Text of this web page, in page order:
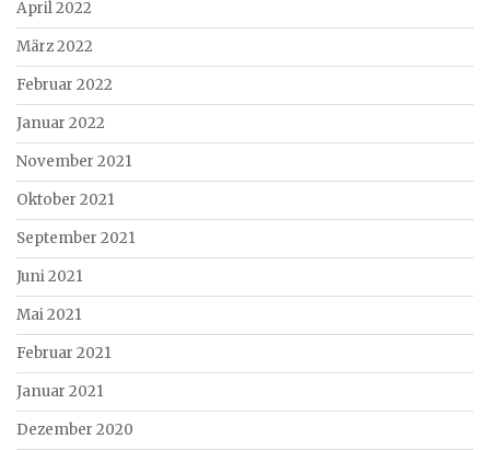
April 2022
März 2022
Februar 2022
Januar 2022
November 2021
Oktober 2021
September 2021
Juni 2021
Mai 2021
Februar 2021
Januar 2021
Dezember 2020